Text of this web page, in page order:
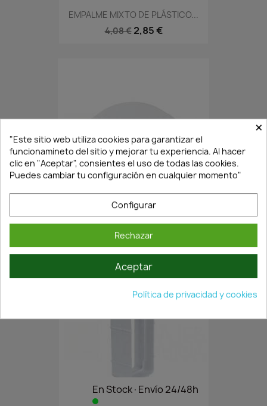
EMPALME MIXTO DE PLÁSTICO...
4,08 € 2,85 €
En Stock·Envío 24/48h
CODO 90º RECTANGULAR BLANCO...
3,13 € 2,19 €
En Stock·Envío 24/48h
×
"Este sitio web utiliza cookies para garantizar el
funcionamineto del sitio y mejorar tu experiencia. Al hacer
clic en "Aceptar", consientes el uso de todas las cookies.
Puedes cambiar tu configuración en cualquier momento"
Configurar
Rechazar
Aceptar
Política de privacidad y cookies